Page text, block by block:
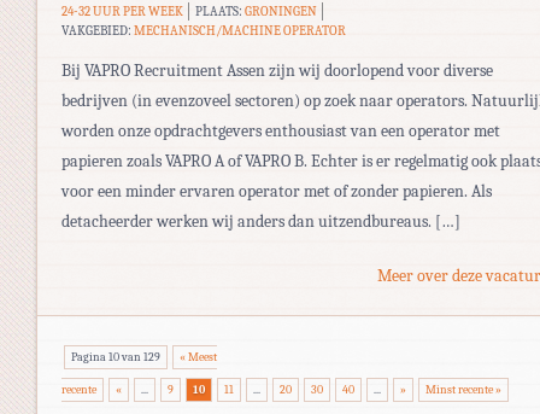
24-32 UUR PER WEEK PLAATS: GRONINGEN
VAKGEBIED: MECHANISCH/MACHINE OPERATOR
Bij VAPRO Recruitment Assen zijn wij doorlopend voor diverse
bedrijven (in evenzoveel sectoren) op zoek naar operators.
worden onze opdrachtgevers enthousiast van een operator met
papieren zoals VAPRO A of VAPRO B. Echter is er regelmatig ook
voor een minder ervaren operator met of zonder papieren. Als
detacheerder werken wij anders dan uitzendbureaus. […]
Meer over deze
Pagina 10 van 129 « Meest
recente « ... 9 10 11 ... 20 30 40 ... » Minst recente »